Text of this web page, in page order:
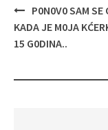
Navigacija
objava
P0N0V0 SAM SE
KADA JE M0JA
15 G0DINA..